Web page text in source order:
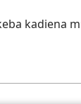
kadiena